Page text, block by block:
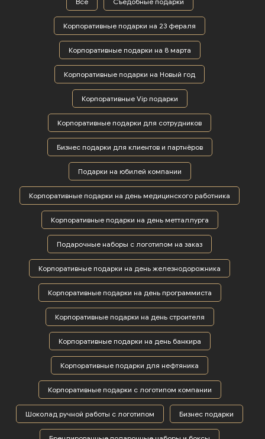
Корпоративные подарки на 23 фераля
Корпоративные подарки на 8 марта
Корпоративные подарки на Новый год
Корпоративные Vip подарки
Корпоративные подарки для сотрудников
Бизнес подарки для клиентов и партнёров
Подарки на юбилей компании
Корпоративные подарки на день медицинского работника
Корпоративные подарки на день метталлурга
Подарочные наборы с логотипом на заказ
Корпоративные подарки на день железнодорожника
Корпоративные подарки на день программиста
Корпоративные подарки на день строителя
Корпоративные подарки на день банкира
Корпоративные подарки для нефтяника
Корпоративные подарки с логотипом компании
Шоколад ручной работы с логотипом Бизнес подарки